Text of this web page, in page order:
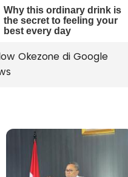
Okezone di Google